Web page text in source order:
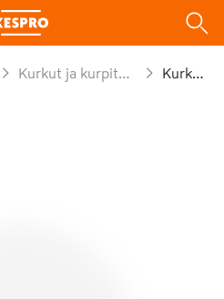
Kurkut ja kurpitsat Kurkku